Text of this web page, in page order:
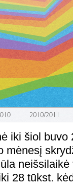
iki šiol buvo
mėnesį
28 tūkst.